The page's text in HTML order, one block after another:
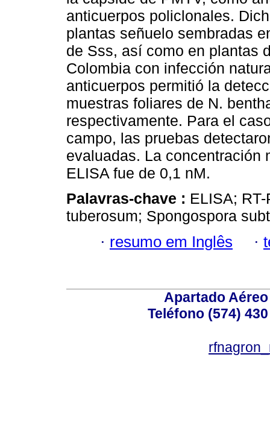
anticuerpos policlonales.
plantas señuelo sembradas
de Sss, así como en plantas
Colombia con infección
anticuerpos permitió la
muestras foliares de N.
respectivamente. Para el
campo, las pruebas
evaluadas. La concentración
ELISA fue de 0,1 nM.
Palavras-chave : ELISA;
tuberosum; Spongospora
· resumo em Inglês ·
Apartado
Teléfono (574)